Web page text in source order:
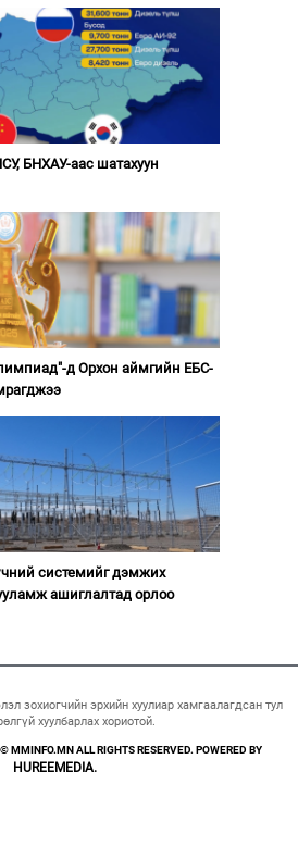
БНХАУ-аас шатахуун
д Орхон аймгийн ЕБС-
системийг дэмжих
ашиглалтад орлоо
зохиогчийн эрхийн хуулиар хамгаалагдсан тул
хуулбарлах хориотой.
MMINFO.MN ALL RIGHTS RESERVED. POWERED BY
HUREEMEDIA.